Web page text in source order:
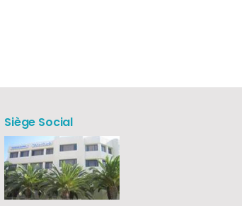
Siège Social